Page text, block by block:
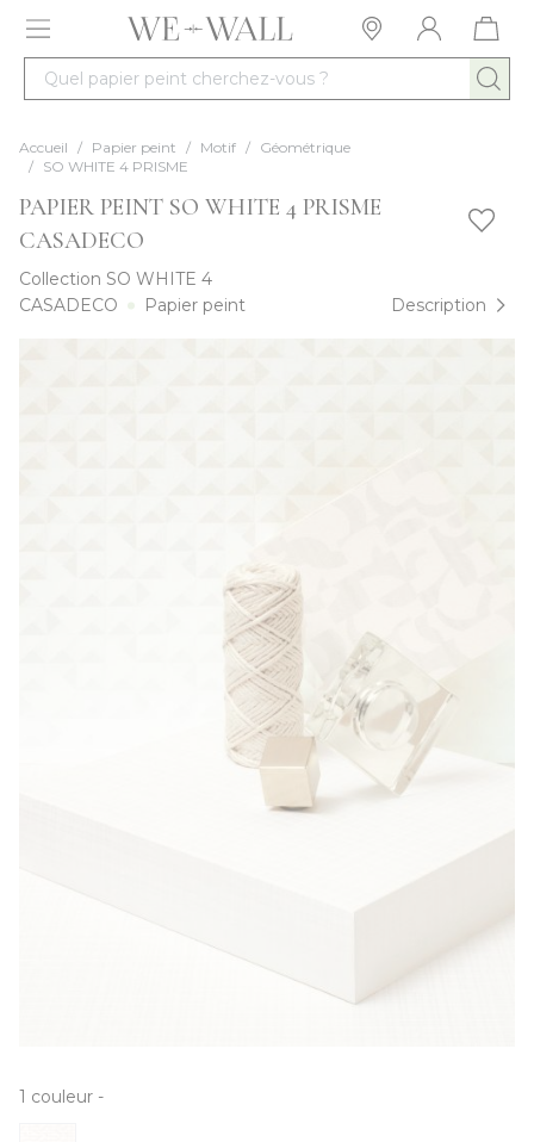
Allez au contenu
Quel papier peint cherchez-vous ?
Accueil / Papier peint / Motif / Géométrique
/ SO WHITE 4 PRISME
PAPIER PEINT SO WHITE 4 PRISME
CASADECO
Collection SO WHITE 4
CASADECO
Papier peint Description
1 couleur -